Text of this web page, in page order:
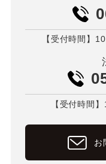
【受付時間】
【受付時間
お